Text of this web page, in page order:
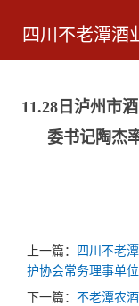
四川不老潭酒
11.28日泸州市
委书记陶杰
上一篇：
四川不老
护协会常务理事单位
下一篇： 不老潭农